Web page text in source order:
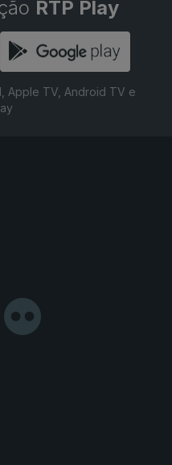
RTP Play
Apple TV, Android TV e